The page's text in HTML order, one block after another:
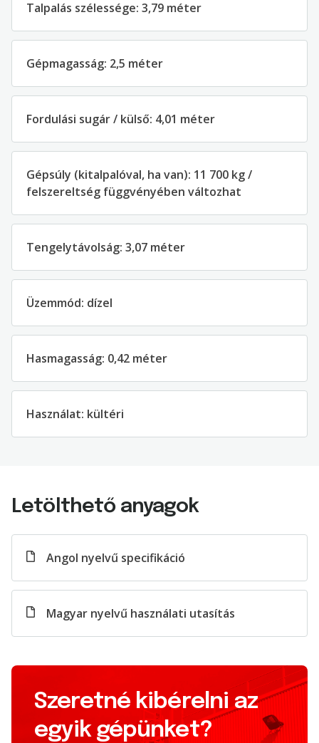
Talpalás szélessége: 3,79 méter
Gépmagasság: 2,5 méter
Fordulási sugár / külső: 4,01 méter
Gépsúly (kitalpalóval, ha van): 11 700 kg /
felszereltség függvényében változhat
Tengelytávolság: 3,07 méter
Üzemmód: dízel
Hasmagasság: 0,42 méter
Használat: kültéri
Letölthető anyagok
Angol nyelvű specifikáció
Magyar nyelvű használati utasítás
Szeretné kibérelni az
egyik gépünket?